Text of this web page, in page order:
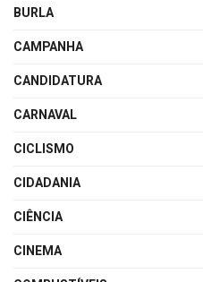
BURLA
CAMPANHA
CANDIDATURA
CARNAVAL
CICLISMO
CIDADANIA
CIÊNCIA
CINEMA